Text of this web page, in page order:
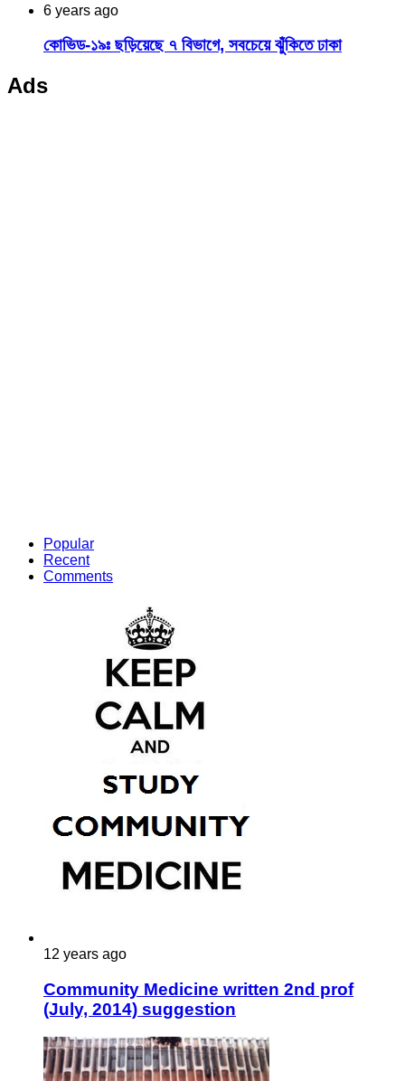
6 years ago
কোভিড-১৯ঃ ছড়িয়েছে ৭ বিভাগে, সবচেয়ে ঝুঁকিতে ঢাকা
Ads
Popular
Recent
Comments
12 years ago
Community Medicine written 2nd prof
(July, 2014) suggestion